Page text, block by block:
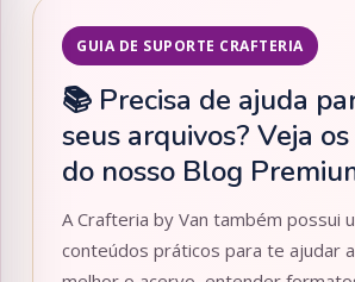
GUIA DE SUPORTE CRAFTERIA
📚 Precisa de ajuda
seus arquivos? Veja
do nosso Blog
A Crafteria by Van também possui
conteúdos práticos para te ajudar